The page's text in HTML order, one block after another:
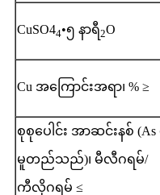
CuSO44•၅ နာရီ2O
Cu အကြောင်းအရာ၊ % ≥
စုစုပေါင်း အာဆင်းနစ် (As
မူတည်သည်)၊ မီလီဂရမ်/
ကီလိုဂရမ် ≤